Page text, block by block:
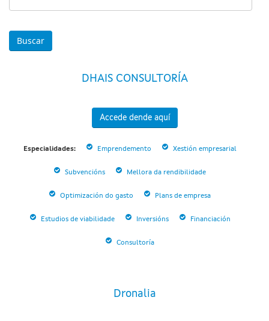
DHAIS CONSULTORÍA
Accede dende aquí
Especialidades: Emprendemento Xestión empresarial
Subvencións Mellora da rendibilidade
Optimización do gasto Plans de empresa
Estudios de viabilidade Inversións Financiación
Consultoría
Dronalia